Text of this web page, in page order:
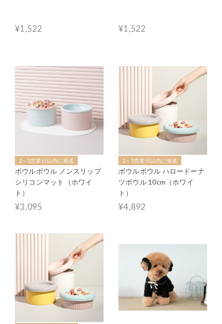
¥1,522 ¥1,522
2～5営業日以内に発送
ボウルボウル ノンスリップ
シリコンマット（ホワイ
ト）
¥3,095
2～5営業日以内に発送
ボウルボウル ハロードーナ
ツボウル 10cm（ホワイ
ト）
¥4,892